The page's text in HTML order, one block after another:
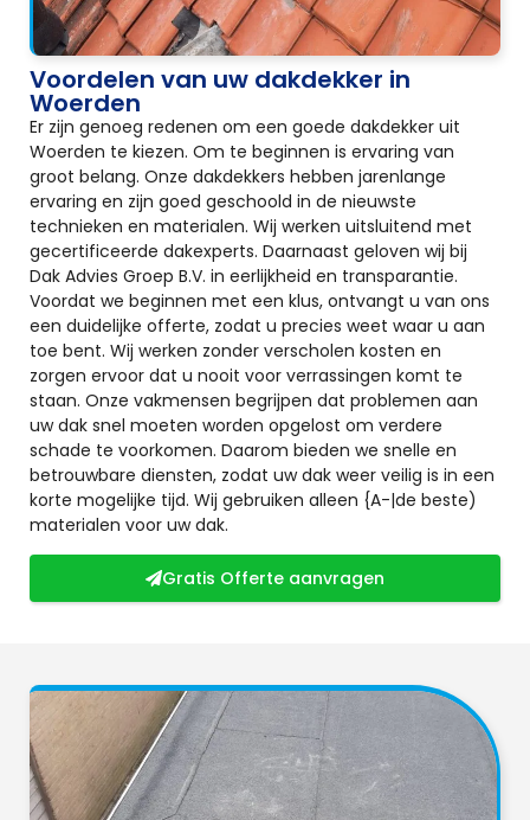
Voordelen van uw dakdekker in
Woerden
Er zijn genoeg redenen om een goede dakdekker uit
Woerden te kiezen. Om te beginnen is ervaring van
groot belang. Onze dakdekkers hebben jarenlange
ervaring en zijn goed geschoold in de nieuwste
technieken en materialen. Wij werken uitsluitend met
gecertificeerde dakexperts. Daarnaast geloven wij bij
Dak Advies Groep B.V. in eerlijkheid en transparantie.
Voordat we beginnen met een klus, ontvangt u van ons
een duidelijke offerte, zodat u precies weet waar u aan
toe bent. Wij werken zonder verscholen kosten en
zorgen ervoor dat u nooit voor verrassingen komt te
staan. Onze vakmensen begrijpen dat problemen aan
uw dak snel moeten worden opgelost om verdere
schade te voorkomen. Daarom bieden we snelle en
betrouwbare diensten, zodat uw dak weer veilig is in een
korte mogelijke tijd. Wij gebruiken alleen {A-|de beste)
materialen voor uw dak.
Gratis Offerte aanvragen